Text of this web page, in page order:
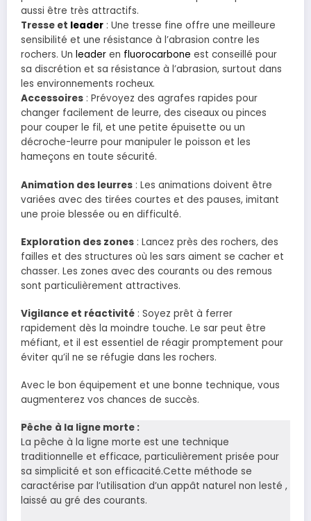
aussi être très attractifs.
Tresse et leader : Une tresse fine offre une meilleure
sensibilité et une résistance à l’abrasion contre les
rochers. Un leader en fluorocarbone est conseillé pour
sa discrétion et sa résistance à l’abrasion, surtout dans
les environnements rocheux.
Accessoires : Prévoyez des agrafes rapides pour
changer facilement de leurre, des ciseaux ou pinces
pour couper le fil, et une petite épuisette ou un
décroche-leurre pour manipuler le poisson et les
hameçons en toute sécurité.
Animation des leurres : Les animations doivent être
variées avec des tirées courtes et des pauses, imitant
une proie blessée ou en difficulté.
Exploration des zones : Lancez près des rochers, des
failles et des structures où les sars aiment se cacher et
chasser. Les zones avec des courants ou des remous
sont particulièrement attractives.
Vigilance et réactivité : Soyez prêt à ferrer
rapidement dès la moindre touche. Le sar peut être
méfiant, et il est essentiel de réagir promptement pour
éviter qu’il ne se réfugie dans les rochers.
Avec le bon équipement et une bonne technique, vous
augmenterez vos chances de succès.
Pêche à la ligne morte :
La pêche à la ligne morte est une technique
traditionnelle et efficace, particulièrement prisée pour
sa simplicité et son efficacité.Cette méthode se
caractérise par l’utilisation d’un appât naturel non lesté ,
laissé au gré des courants.